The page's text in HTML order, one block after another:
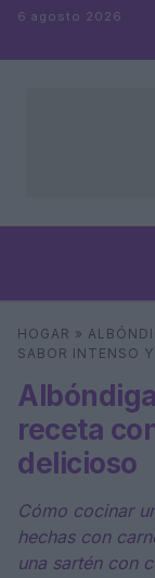
Saltar al contenido
6 agosto 2026
Buscar
HOGAR »
SABOR INTENSO
receta
delicioso
Cómo cocinar
hechas con
una sartén con